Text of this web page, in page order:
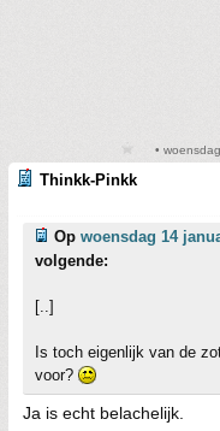
•
Thinkk-Pinkk
Op woensdag 14
volgende:
[..]
Is toch eigenlijk van de
voor?
Ja is echt belachelijk.